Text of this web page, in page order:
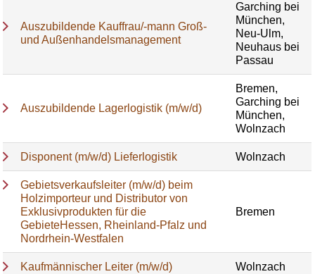
Auszubildende Kauffrau/-mann Groß-
und Außenhandelsmanagement
Garching bei
München,
Neu-Ulm,
Neuhaus bei
Passau
Auszubildende Lagerlogistik (m/w/d)
Bremen,
Garching bei
München,
Wolnzach
Disponent (m/w/d) Lieferlogistik Wolnzach
Gebietsverkaufsleiter (m/w/d) beim
Holzimporteur und Distributor von
Exklusivprodukten für die
GebieteHessen, Rheinland-Pfalz und
Nordrhein-Westfalen
Bremen
Kaufmännischer Leiter (m/w/d) Wolnzach